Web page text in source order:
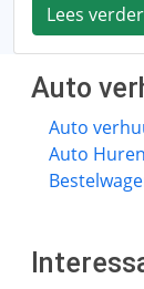
Lees verder
Auto
Auto
Auto Huren